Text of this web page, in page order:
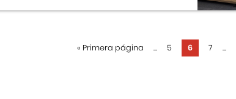
« Primera página ... 5 6 7 ...